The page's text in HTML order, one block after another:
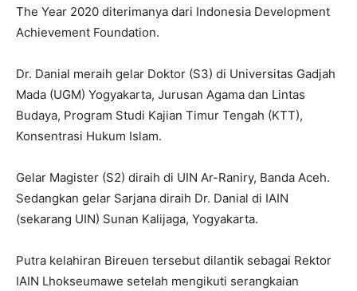
The Year 2020 diterimanya dari Indonesia Development
Achievement Foundation.
Dr. Danial meraih gelar Doktor (S3) di Universitas Gadjah
Mada (UGM) Yogyakarta, Jurusan Agama dan Lintas
Budaya, Program Studi Kajian Timur Tengah (KTT),
Konsentrasi Hukum Islam.
Gelar Magister (S2) diraih di UIN Ar-Raniry, Banda Aceh.
Sedangkan gelar Sarjana diraih Dr. Danial di IAIN
(sekarang UIN) Sunan Kalijaga, Yogyakarta.
Putra kelahiran Bireuen tersebut dilantik sebagai Rektor
IAIN Lhokseumawe setelah mengikuti serangkaian